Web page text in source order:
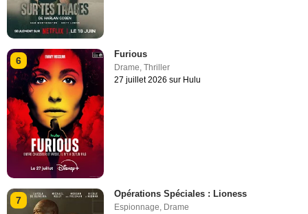
6
Furious
Drame,Thriller
27 juillet 2026 sur Hulu
7
Opérations Spéciales : Lioness
Espionnage, Drame